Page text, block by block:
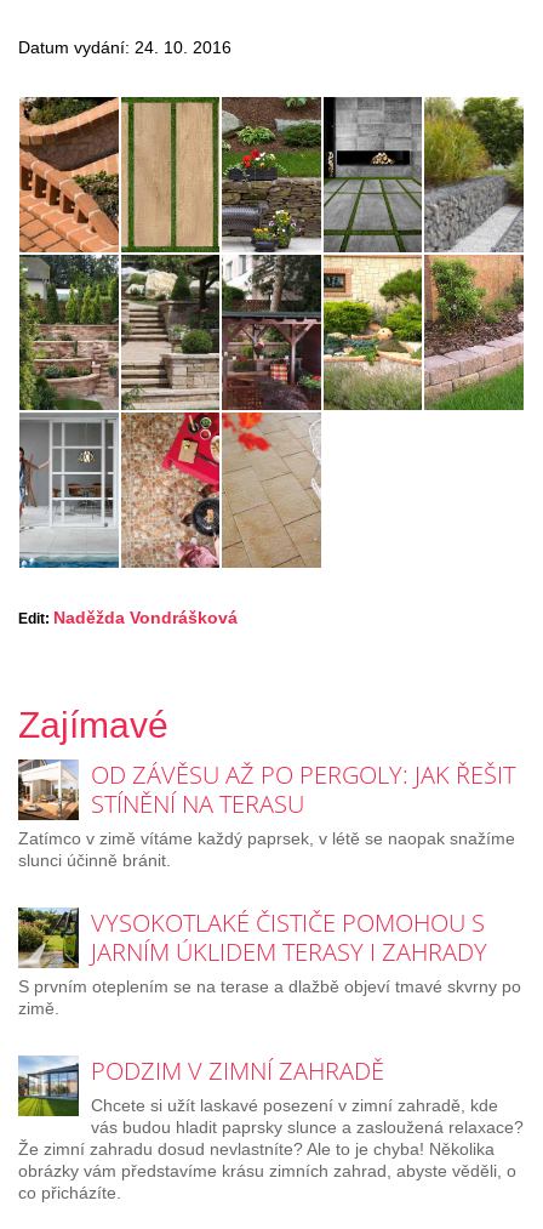
Datum vydání: 24. 10. 2016
Edit: Naděžda Vondrášková
Zajímavé
OD ZÁVĚSU AŽ PO PERGOLY: JAK ŘEŠIT
STÍNĚNÍ NA TERASU
Zatímco v zimě vítáme každý paprsek, v létě se naopak snažíme
slunci účinně bránit.
VYSOKOTLAKÉ ČISTIČE POMOHOU S
JARNÍM ÚKLIDEM TERASY I ZAHRADY
S prvním oteplením se na terase a dlažbě objeví tmavé skvrny po
zimě.
PODZIM V ZIMNÍ ZAHRADĚ
Chcete si užít laskavé posezení v zimní zahradě, kde
vás budou hladit paprsky slunce a zasloužená relaxace?
Že zimní zahradu dosud nevlastníte? Ale to je chyba! Několika
obrázky vám představíme krásu zimních zahrad, abyste věděli, o
co přicházíte.